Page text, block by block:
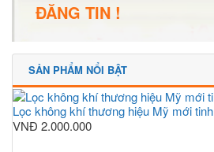
ĐĂNG TIN !
SẢN PHẨM NỔI BẬT
Lọc không khí thương hiệu Mỹ mới tinh
VNĐ 2.000.000